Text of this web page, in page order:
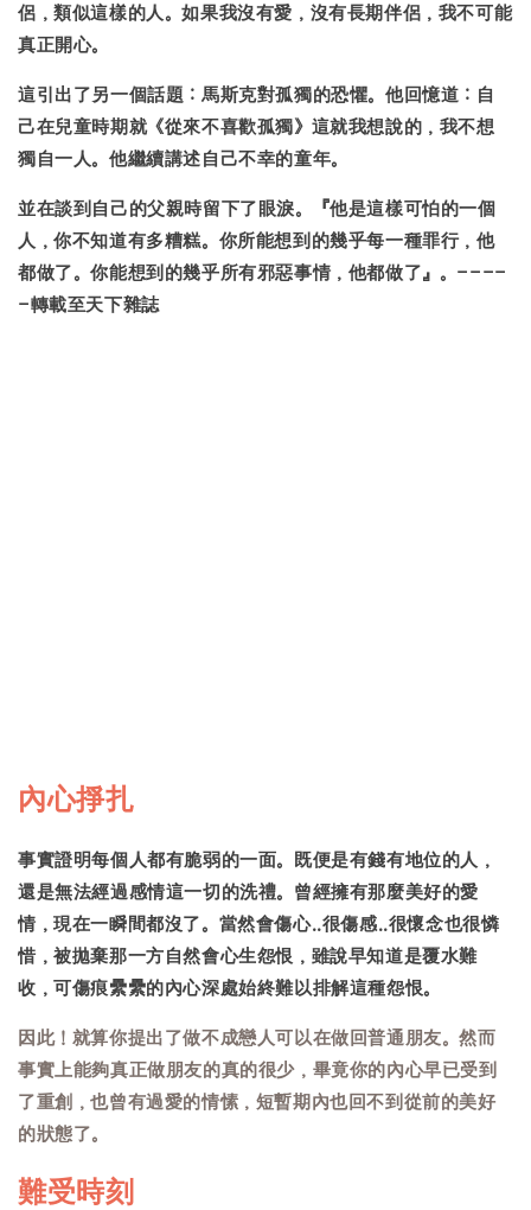
侶，類似這樣的人。如果我沒有愛，沒有長期伴侶，我不可能
真正開心。
這引出了另一個話題：馬斯克對孤獨的恐懼。他回憶道：自
己在兒童時期就《從來不喜歡孤獨》這就我想說的，我不想
獨自一人。他繼續講述自己不幸的童年。
並在談到自己的父親時留下了眼淚。『他是這樣可怕的一個
人，你不知道有多糟糕。你所能想到的幾乎每一種罪行，他
都做了。你能想到的幾乎所有邪惡事情，他都做了』。 ----
-轉載至天下雜誌
內心掙扎
事實證明每個人都有脆弱的一面。既便是有錢有地位的人，
還是無法經過感情這一切的洗禮。曾經擁有那麼美好的愛
情，現在一瞬間都沒了。當然會傷心..很傷感..很懷念也很憐
惜，被拋棄那一方自然會心生怨恨，雖說早知道是覆水難
收，可傷痕纍纍的內心深處始終難以排解這種怨恨。
因此！就算你提出了做不成戀人可以在做回普通朋友。然而
事實上能夠真正做朋友的真的很少，畢竟你的內心早已受到
了重創，也曾有過愛的情愫，短暫期內也回不到從前的美好
的狀態了。
難受時刻